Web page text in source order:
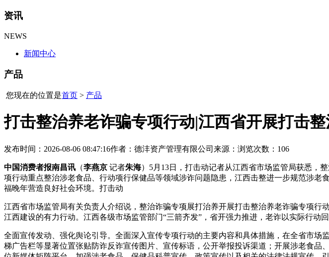
资讯
NEWS
新闻中心
产品
您现在的位置是首页 > 产品
打击整治养老诈骗专项行动|江西省开展打击
发布时间：2026-08-06 08:47:16作者：德沣资产管理有限公司 来源： 浏览次数：106
中国消费者报南昌讯 （李燕京 记者朱海）5月13日，打击动记者从江西省市场监管局获悉，
项行动重点整治涉老食品、行动项行保健品等领域涉诈问题隐患，江西击整进一步规范涉
福晚年营造良好社会环境。打击动
江西省市场监管局有关负责人介绍说，整治诈骗专项展打治养开展打击整治养老诈骗专项行
江西建设的有力行动。江西各级市场监管部门“三箭齐发”，省开强力推进，老诈以实际行动
全面宣传发动、强化舆论引导。全面深入宣传专项行动的主要内容和具体措施，在全省市
梯广告栏等显著位置张贴防诈反诈宣传图片、宣传标语，公开举报投诉渠道；开展涉老食